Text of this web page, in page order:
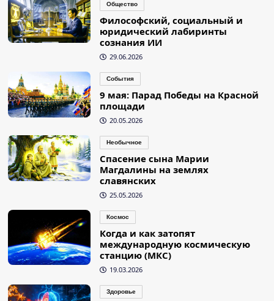
Общество
Философский, социальный и
юридический лабиринты
сознания ИИ
29.06.2026
События
9 мая: Парад Победы на Красной
площади
20.05.2026
Необычное
Спасение сына Марии
Магдалины на землях
славянских
25.05.2026
Космос
Когда и как затопят
международную космическую
станцию (МКС)
19.03.2026
Здоровье